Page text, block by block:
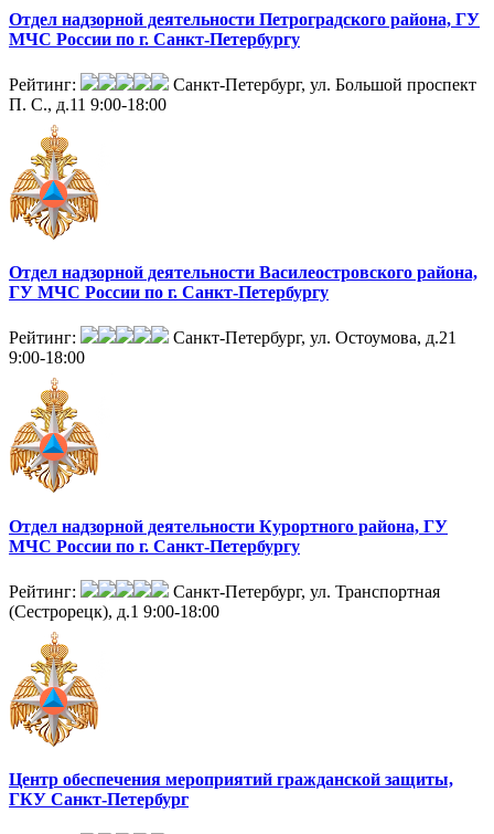
Отдел надзорной деятельности Петроградского района, ГУ
МЧС России по г. Санкт-Петербургу
Рейтинг:
Санкт-Петербург, ул. Большой проспект
П. С., д.11 9:00-18:00
Отдел надзорной деятельности Василеостровского района,
ГУ МЧС России по г. Санкт-Петербургу
Рейтинг:
Санкт-Петербург, ул. Остоумова, д.21
9:00-18:00
Отдел надзорной деятельности Курортного района, ГУ
МЧС России по г. Санкт-Петербургу
Рейтинг:
Санкт-Петербург, ул. Транспортная
(Сестрорецк), д.1 9:00-18:00
Центр обеспечения мероприятий гражданской защиты,
ГКУ Санкт-Петербург